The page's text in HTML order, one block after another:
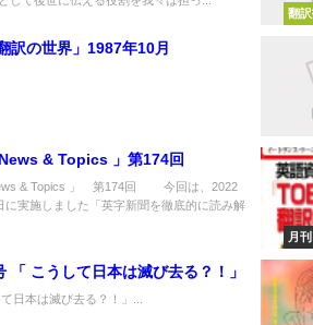
翻
訳の世界」1987年10月
News & Topics 」第174回
& Topics 」 第174回 今回は、2022
に実施しました「英字新聞を徹底的に読み解
月
「 こうして日本は滅び去る？！」
て日本は滅び去る？！」...